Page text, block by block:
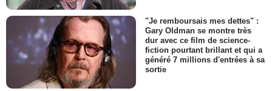
"Je remboursais mes dettes" :
Gary Oldman se montre très
dur avec ce film de science-
fiction pourtant brillant et qui a
généré 7 millions d'entrées à sa
sortie